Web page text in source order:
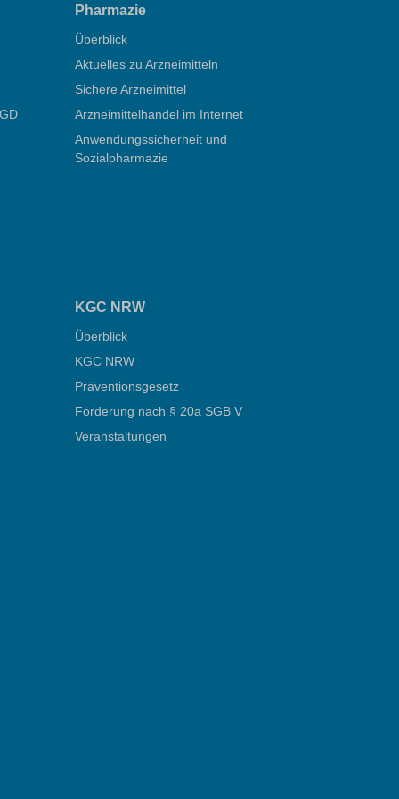
Pharmazie
Überblick
Aktuelles zu Arzneimitteln
Sichere Arzneimittel
Arzneimittelhandel im Internet
Anwendungssicherheit und
Sozialpharmazie
KGC NRW
Überblick
KGC NRW
Präventionsgesetz
Förderung nach § 20a SGB V
Veranstaltungen